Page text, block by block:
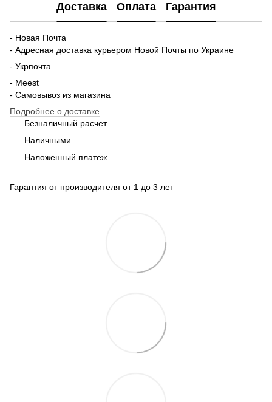
Доставка Оплата Гарантия
- Новая Почта
- Адресная доставка курьером Новой Почты по Украине
- Укрпочта
- Meest
- Самовывоз из магазина
Подробнее о доставке
Безналичный расчет
Наличными
Наложенный платеж
Гарантия от производителя от 1 до 3 лет